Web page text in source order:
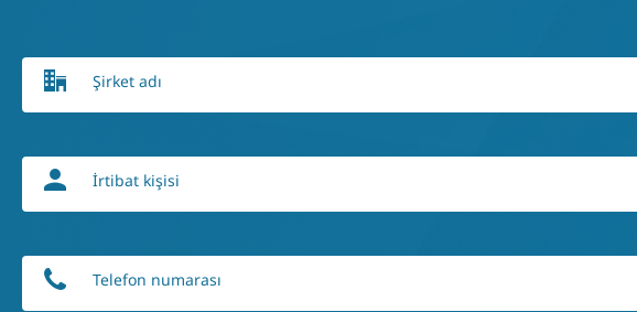
Şirket adı
İrtibat kişisi
Telefon numarası